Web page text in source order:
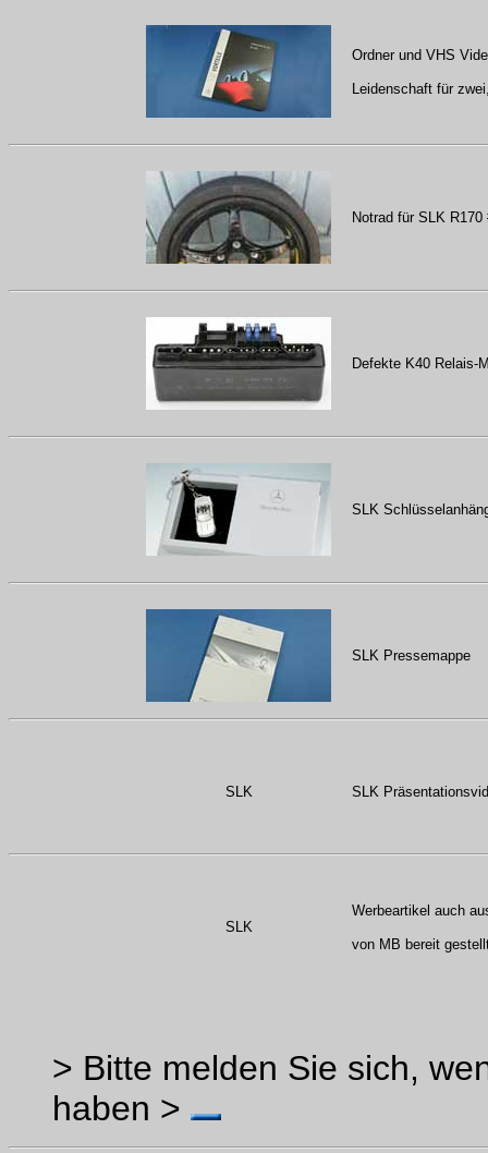
Ordner und VHS
Leidenschaft für
Notrad für SLK R170
Defekte K40 Relais-
SLK
SLK Pressemappe
SLK SLK
SLK
Werbeartikel auch
von MB bereit
> Bitte melden Sie sich,
haben >